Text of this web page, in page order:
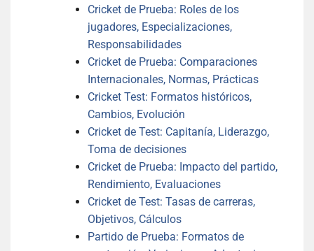
Cricket de Prueba: Roles de los
jugadores, Especializaciones,
Responsabilidades
Cricket de Prueba: Comparaciones
Internacionales, Normas, Prácticas
Cricket Test: Formatos históricos,
Cambios, Evolución
Cricket de Test: Capitanía, Liderazgo,
Toma de decisiones
Cricket de Prueba: Impacto del partido,
Rendimiento, Evaluaciones
Cricket de Test: Tasas de carreras,
Objetivos, Cálculos
Partido de Prueba: Formatos de